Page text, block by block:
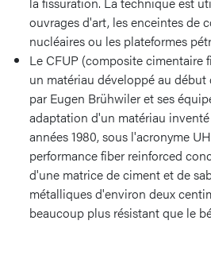
ouvrages d'art, les enceintes de
nucléaires ou les plateformes
Le CFUP (composite cimentaire
un matériau développé au début
par Eugen Brühwiler et ses
adaptation d'un matériau
années 1980, sous l'acronyme
performance fiber reinforced
d'une matrice de ciment et de
métalliques d'environ deux
beaucoup plus résistant que le